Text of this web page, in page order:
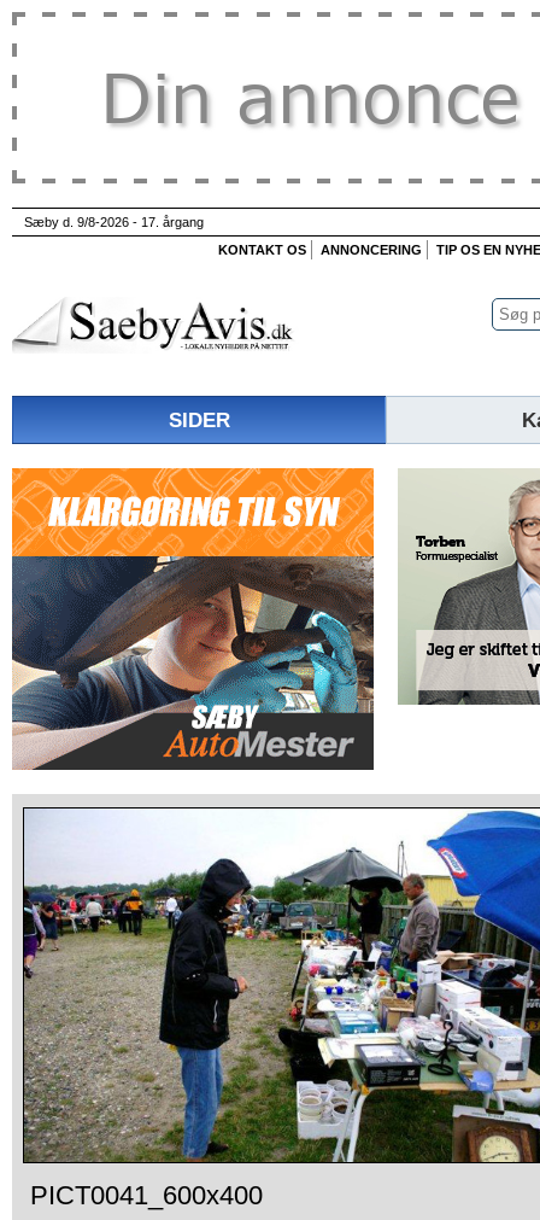
Sæby d. 9/8-2026 - 17. årgang
KONTAKT OS
ANNONCERING TIP OS EN
SIDER
PICT0041_600x400